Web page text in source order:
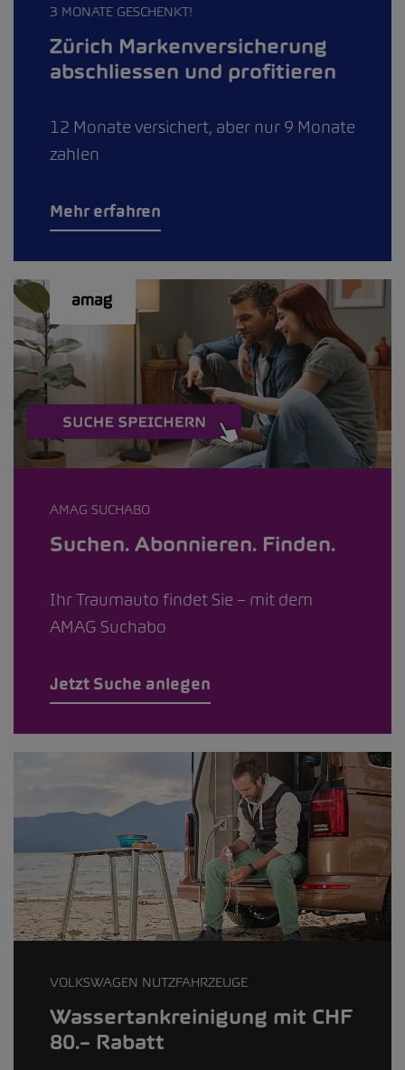
3 MONATE GESCHENKT!
Zürich Markenversicherung
abschliessen und profitieren
12 Monate versichert, aber nur 9 Monate
zahlen
Mehr erfahren
AMAG SUCHABO
Suchen. Abonnieren. Finden.
Ihr Traumauto findet Sie – mit dem
AMAG Suchabo
Jetzt Suche anlegen
VOLKSWAGEN NUTZFAHRZEUGE
Wassertankreinigung mit CHF
80.– Rabatt